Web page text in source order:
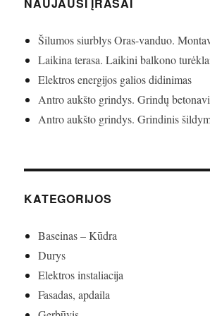
NAUJAUSI ĮRAŠAI
Šilumos siurblys Oras-vanduo.
Laikina terasa. Laikini balkono
Elektros energijos galios didinimas
Antro aukšto grindys. Grindų
Antro aukšto grindys. Grindinis
KATEGORIJOS
Baseinas – Kūdra
Durys
Elektros instaliacija
Fasadas, apdaila